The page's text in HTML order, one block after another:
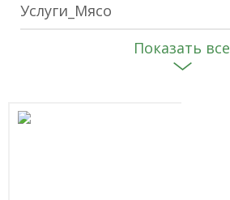
Услуги_Мясо
Показать все